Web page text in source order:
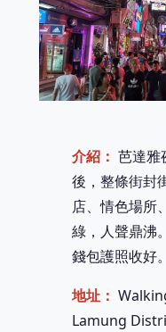
介紹： 芭達雅
後，整條街封
店、情色場所
綠，人聲鼎沸
錢包護照收好
地址：
Lamung